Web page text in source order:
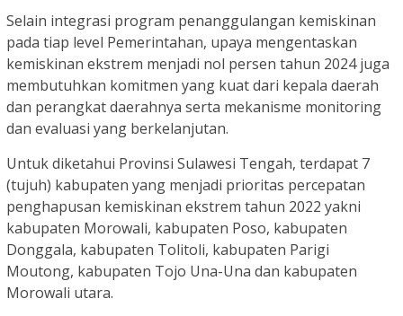
Selain integrasi program penanggulangan kemiskinan
pada tiap level Pemerintahan, upaya mengentaskan
kemiskinan ekstrem menjadi nol persen tahun 2024 juga
membutuhkan komitmen yang kuat dari kepala daerah
dan perangkat daerahnya serta mekanisme monitoring
dan evaluasi yang berkelanjutan.
Untuk diketahui Provinsi Sulawesi Tengah, terdapat 7
(tujuh) kabupaten yang menjadi prioritas percepatan
penghapusan kemiskinan ekstrem tahun 2022 yakni
kabupaten Morowali, kabupaten Poso, kabupaten
Donggala, kabupaten Tolitoli, kabupaten Parigi
Moutong, kabupaten Tojo Una-Una dan kabupaten
Morowali utara.